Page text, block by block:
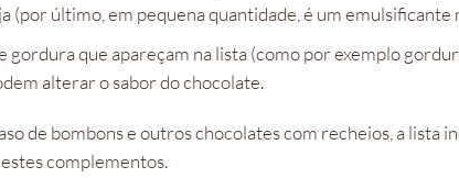
(por último, em pequena quantidade, é um emulsificante
gordura que apareçam na lista (como por exemplo
alterar o sabor do chocolate.
de bombons e outros chocolates com recheios, a lista
complementos.